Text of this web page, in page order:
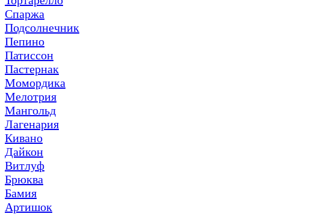
Спаржа
Подсолнечник
Пепино
Патиссон
Пастернак
Момордика
Мелотрия
Мангольд
Лагенария
Кивано
Дайкон
Витлуф
Брюква
Бамия
Артишок